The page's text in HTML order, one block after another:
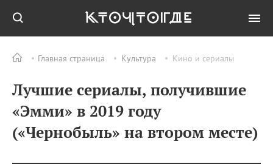
Главная страница Культура Кино и сериалы
Лучшие сериалы, получившие
«Эмми» в 2019 году
(«Чернобыль» на втором месте)